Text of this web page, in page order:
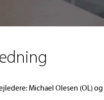
Michael Olesen (OL)